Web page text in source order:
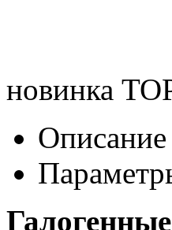
новинка
Описание